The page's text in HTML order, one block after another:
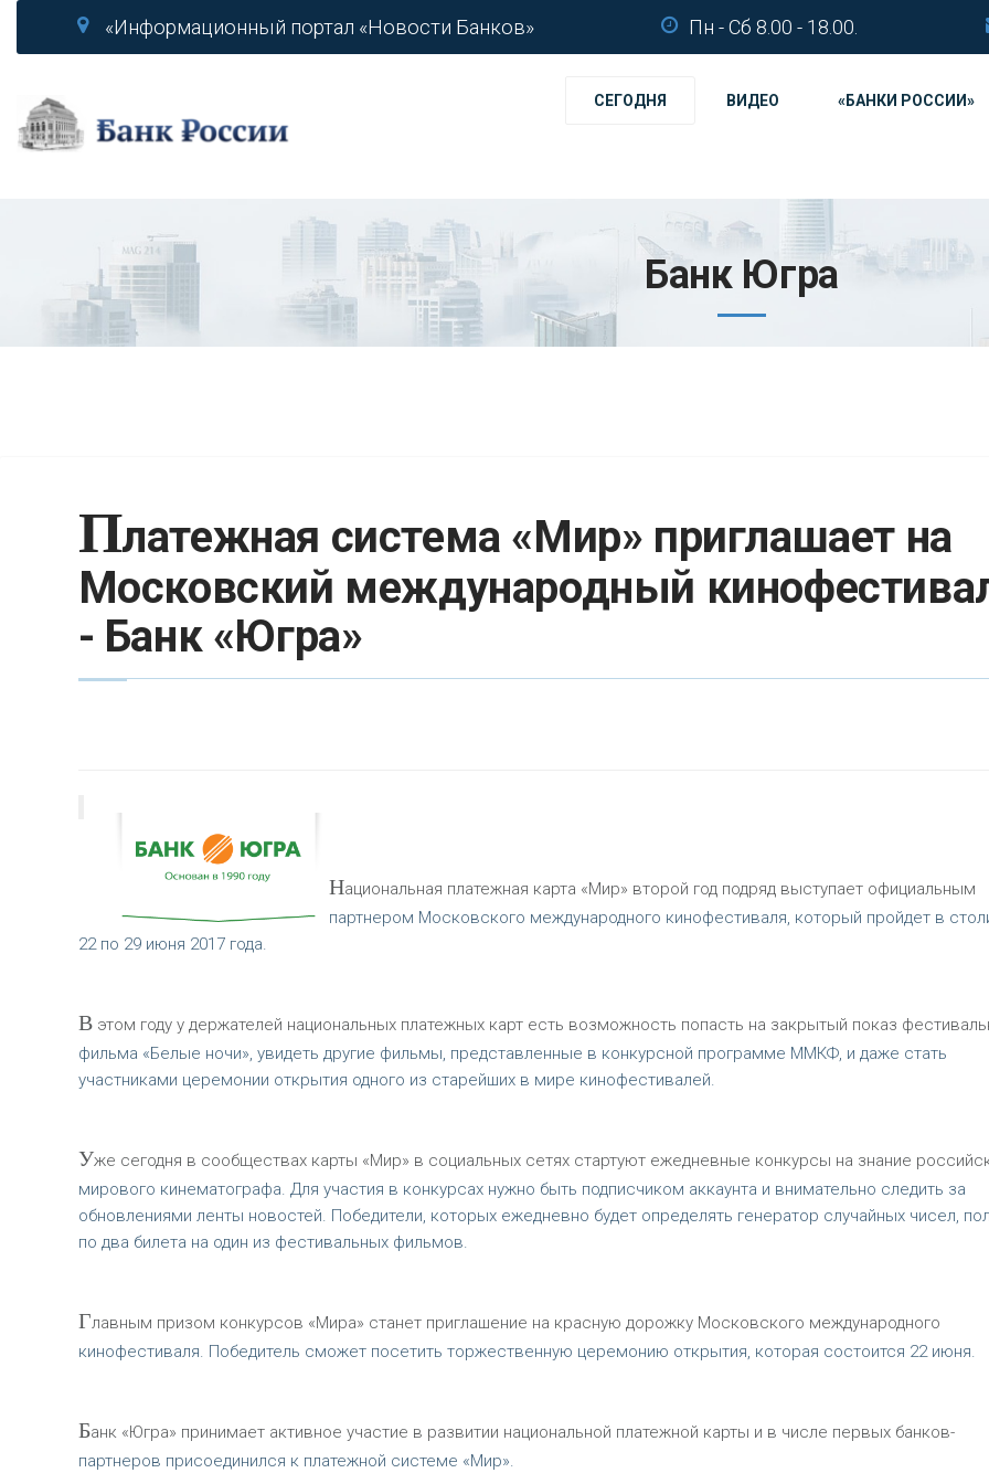
«Информационный портал «Новости Банков» Пн - Сб 8.00 - 18.00.
СЕГОДНЯ ВИДЕО «БАНКИ РОССИИ»
Банк Югра
Платежная система «Мир» приглашает на
Московский международный
- Банк «Югра»
Национальная платежная карта «Мир» второй год подряд выступает официальным
партнером Московского международного кинофестиваля, который пройдет в
22 по 29 июня 2017 года.
Вэтом году у держателей национальных платежных карт есть возможность попасть на закрытый показ
фильма «Белые ночи», увидеть другие фильмы, представленные в конкурсной программе ММКФ, и даже стать
участниками церемонии открытия одного из старейших в мире кинофестивалей.
Уже сегодня в сообществах карты «Мир» в социальных сетях стартуют ежедневные конкурсы на знание
мирового кинематографа. Для участия в конкурсах нужно быть подписчиком аккаунта и внимательно следить за
обновлениями ленты новостей. Победители, которых ежедневно будет определять генератор случайных чисел,
по два билета на один из фестивальных фильмов.
Главным призом конкурсов «Мира» станет приглашение на красную дорожку Московского международного
кинофестиваля. Победитель сможет посетить торжественную церемонию открытия, которая состоится 22 июня.
Банк «Югра» принимает активное участие в развитии национальной платежной карты и в числе первых банков-
партнеров присоединился к платежной системе «Мир».